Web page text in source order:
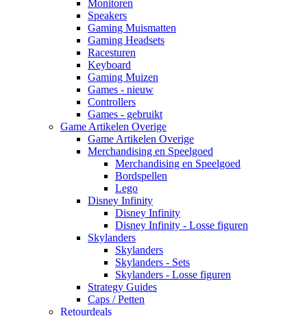
Monitoren
Speakers
Gaming Muismatten
Gaming Headsets
Racesturen
Keyboard
Gaming Muizen
Games - nieuw
Controllers
Games - gebruikt
Game Artikelen Overige
Game Artikelen Overige
Merchandising en Speelgoed
Merchandising en Speelgoed
Bordspellen
Lego
Disney Infinity
Disney Infinity
Disney Infinity - Losse figuren
Skylanders
Skylanders
Skylanders - Sets
Skylanders - Losse figuren
Strategy Guides
Caps / Petten
Retourdeals